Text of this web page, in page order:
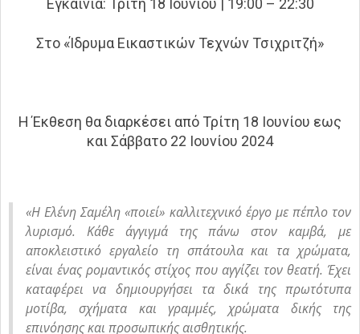
Εγκαίνια: Τρίτη 18 Ιουνίου | 19:00 – 22:30
Στο «Ίδρυμα Εικαστικών Τεχνών Τσιχριτζή»
Η Έκθεση θα διαρκέσει από Τρίτη 18 Ιουνίου εως
και Σάββατο 22 Ιουνίου 2024
«Η Ελένη Σαμέλη «ποιεί» καλλιτεχνικό έργο με πέπλο τον
λυρισμό. Κάθε άγγιγμά της πάνω στον καμβά, με
αποκλειστικό εργαλείο τη σπάτουλα και τα χρώματα,
είναι ένας ρομαντικός στίχος που αγγίζει τον θεατή. Έχει
καταφέρει να δημιουργήσει τα δικά της πρωτότυπα
μοτίβα, σχήματα και γραμμές, χρώματα δικής της
επινόησης και προσωπικής αισθητικής.